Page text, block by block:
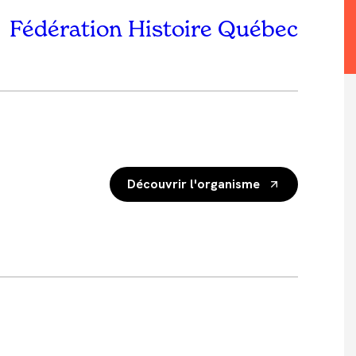
Fédération Histoire Québec
Découvrir l'organisme